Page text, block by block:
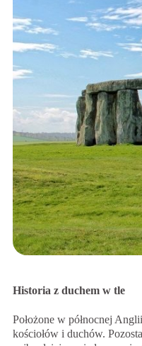
Historia z duchem w tle
Położone w północnej
kościołów i duchów.